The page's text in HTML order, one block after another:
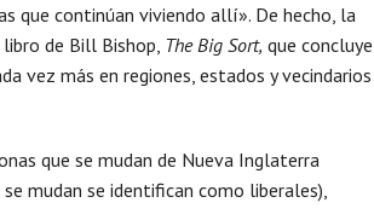
que continúan viviendo allí». De hecho, la
de Bill Bishop, The Big Sort, que concluye
vez más en regiones, estados y vecindarios
que se mudan de Nueva Inglaterra
mudan se identifican como liberales),